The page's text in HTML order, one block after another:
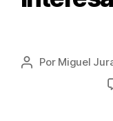
Autor
Por Miguel